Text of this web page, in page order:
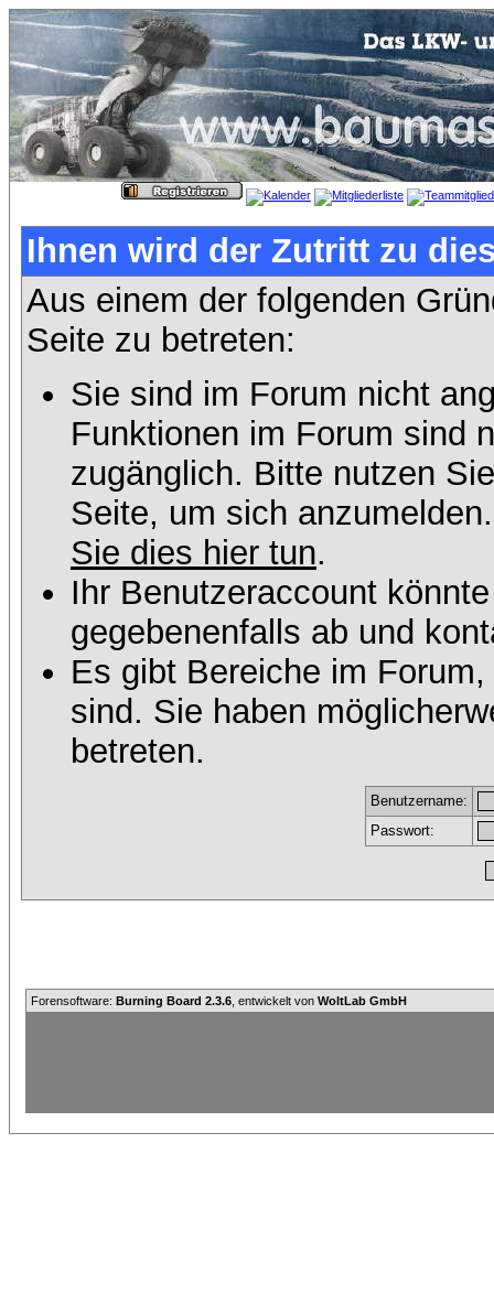
Ihnen wird der Zutritt zu
Aus einem der folgenden
Seite zu betreten:
Sie sind im Forum nicht
Funktionen im Forum sind
zugänglich. Bitte nutzen
Seite, um sich
Sie dies hier tun.
Ihr Benutzeraccount
gegebenenfalls ab und
Es gibt Bereiche im
sind. Sie haben
betreten.
Benutzername:
Passwort:
Forensoftware: Burning Board 2.3.6 , entwickelt von WoltLab GmbH